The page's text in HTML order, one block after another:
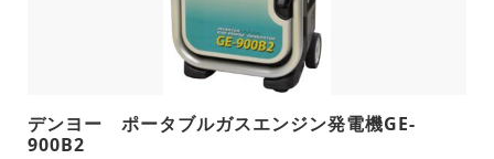
デンヨー ポータブルガスエンジン発電機GE-
900B2